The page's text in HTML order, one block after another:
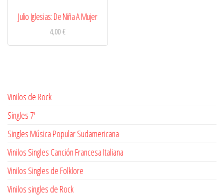
Julio Iglesias: De Niña A Mujer
4,00€
Vinilos de Rock
Singles 7'
Singles Música Popular Sudamericana
Vinilos Singles Canción Francesa Italiana
Vinilos Singles de Folklore
Vinilos singles de Rock